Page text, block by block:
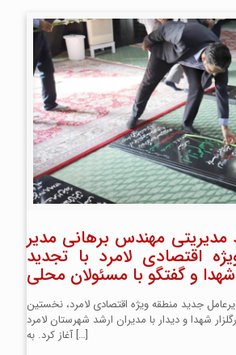
مدیریتی مهندس برهانی مدیر
اقتصادی لامرد با تجدید
شهدا و گفتگو با مسئولان محلی
جدید منطقه ویژه اقتصادی لامرد، نخستین
شهدا و دیدار با مدیران ارشد شهرستان لامرد
آغاز کرد. به[…]